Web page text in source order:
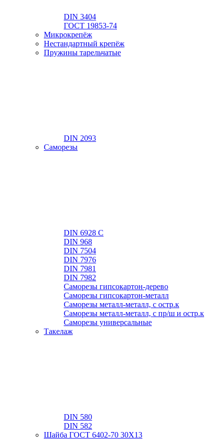
DIN 3404
ГОСТ 19853-74
Микрокрепёж
Нестандартный крепёж
Пружины тарельчатые
DIN 2093
Саморезы
DIN 6928 C
DIN 968
DIN 7504
DIN 7976
DIN 7981
DIN 7982
Саморезы гипсокартон-дерево
Саморезы гипсокартон-металл
Саморезы металл-металл, с остр.к
Саморезы металл-металл, с пр/ш и остр.к
Саморезы универсальные
Такелаж
DIN 580
DIN 582
Шайба ГОСТ 6402-70 30Х13